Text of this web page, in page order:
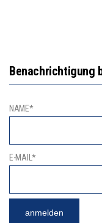
Benachrichtigung
NAME*
E-MAIL*